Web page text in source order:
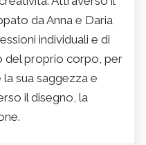
da Anna e Daria
individuali e di
del proprio corpo, per
sua saggezza e
il disegno, la